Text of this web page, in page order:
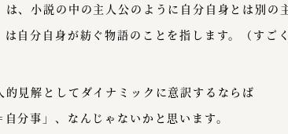
は、小説の中の主人公のように自分自身とは別の
は自分自身が紡ぐ物語のことを指します。（すご
的見解としてダイナミックに意訳するならば
自分事」、なんじゃないかと思います。